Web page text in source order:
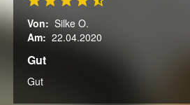
Von: Silke O.
Am: 22.04.2020
Gut
Gut